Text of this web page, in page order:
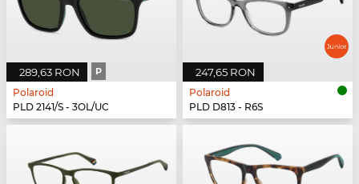
289,63 RON P
Polaroid
PLD 2141/S - 3OL/UC
247,65 RON
Polaroid
PLD D813 - R6S